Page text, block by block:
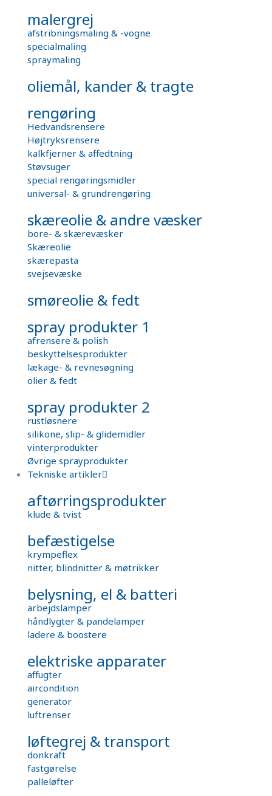
malergrej
afstribningsmaling & -vogne
specialmaling
spraymaling
oliemål, kander & tragte
rengøring
Hedvandsrensere
Højtryksrensere
kalkfjerner & affedtning
Støvsuger
special rengøringsmidler
universal- & grundrengøring
skæreolie & andre væsker
bore- & skærevæsker
Skæreolie
skærepasta
svejsevæske
smøreolie & fedt
spray produkter 1
afrensere & polish
beskyttelsesprodukter
lækage- & revnesøgning
olier & fedt
spray produkter 2
rustløsnere
silikone, slip- & glidemidler
vinterprodukter
Øvrige sprayprodukter
Tekniske artikler
aftørringsprodukter
klude & tvist
befæstigelse
krympeflex
nitter, blindnitter & møtrikker
belysning, el & batteri
arbejdslamper
håndlygter & pandelamper
ladere & boostere
elektriske apparater
affugter
aircondition
generator
luftrenser
løftegrej & transport
donkraft
fastgørelse
palleløfter